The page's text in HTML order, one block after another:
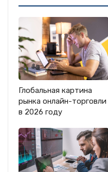
Глобальная картина
рынка онлайн-торговли
в 2026 году